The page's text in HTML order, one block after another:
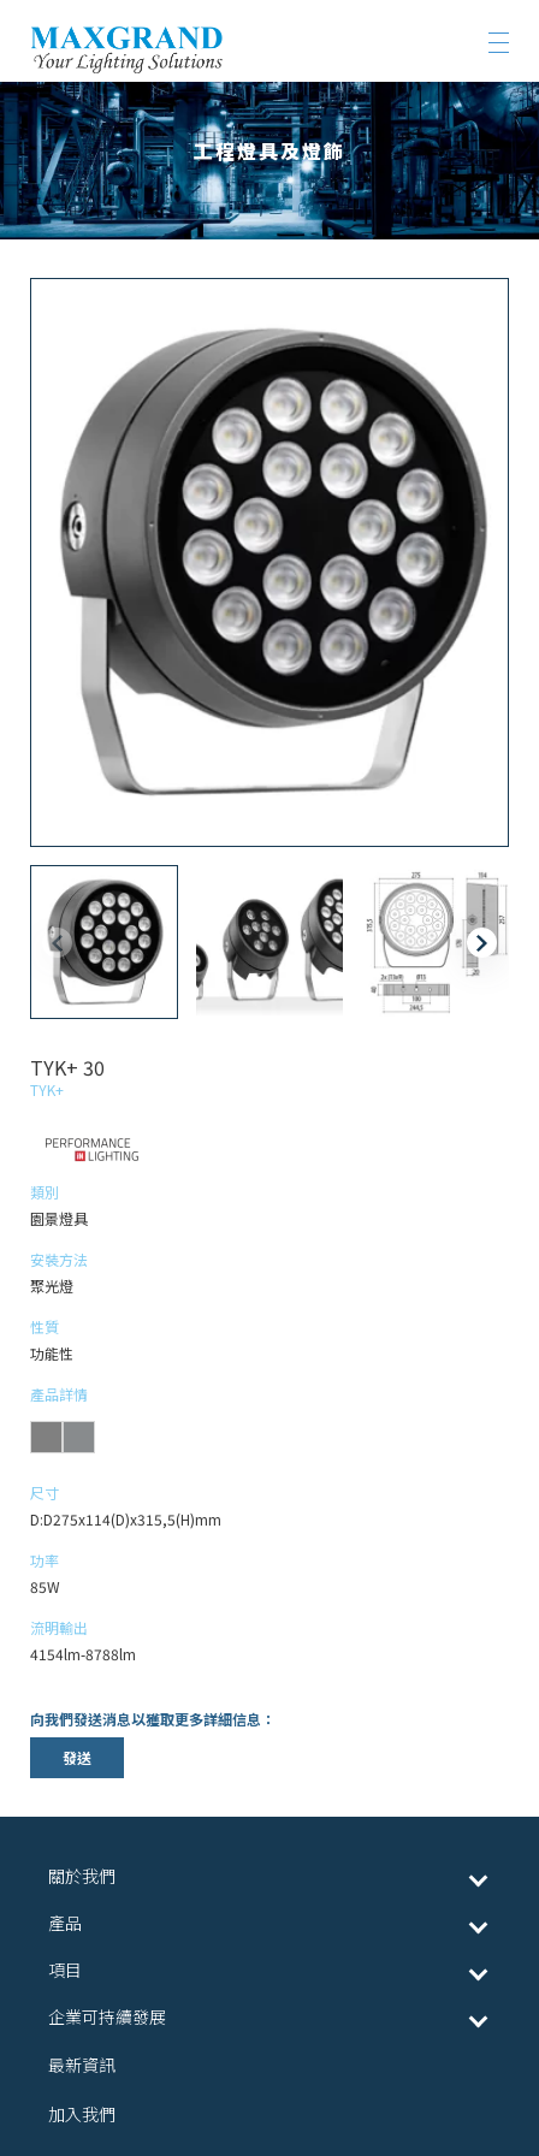
工程燈具及燈飾
TYK+ 30
TYK+
類別
園景燈具
安裝方法
聚光燈
性質
功能性
產品詳情
尺寸
D:D275x114(D)x315,5(H)mm
功率
85W
流明輸出
4154lm-8788lm
向我們發送消息以獲取更多詳細信息：
發送
關於我們
產品
項目
企業可持續發展
最新資訊
加入我們